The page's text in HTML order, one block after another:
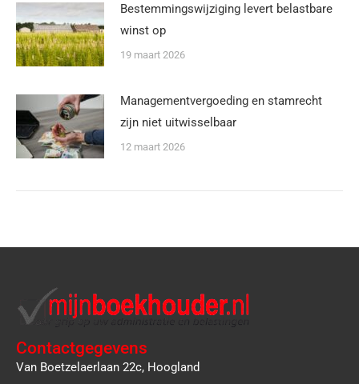
Bestemmingswijziging levert belastbare
winst op
19 maart 2026
Managementvergoeding en stamrecht
zijn niet uitwisselbaar
12 maart 2026
Contactgegevens
Van Boetzelaerlaan 22c, Hoogland